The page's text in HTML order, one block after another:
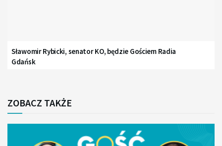
Sławomir Rybicki, senator KO, będzie Gościem Radia
Gdańsk
ZOBACZ TAKŻE